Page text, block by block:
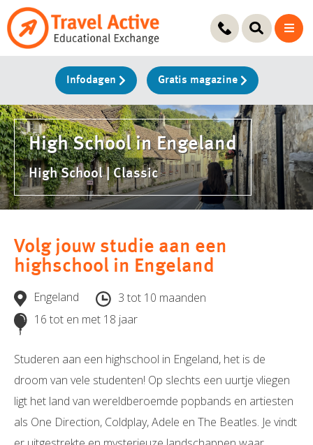
Ga
naar
Infodagen Gratis magazine
High School in Engeland
High School | Classic
Volg jouw studie aan een
highschool in Engeland
Engeland
3 tot 10 maanden
16 tot en met 18 jaar
Studeren aan een highschool in Engeland, het is de
droom van vele studenten! Op slechts een uurtje vliegen
ligt het land van wereldberoemde popbands en artiesten
als One Direction, Coldplay, Adele en The Beatles. Je vindt